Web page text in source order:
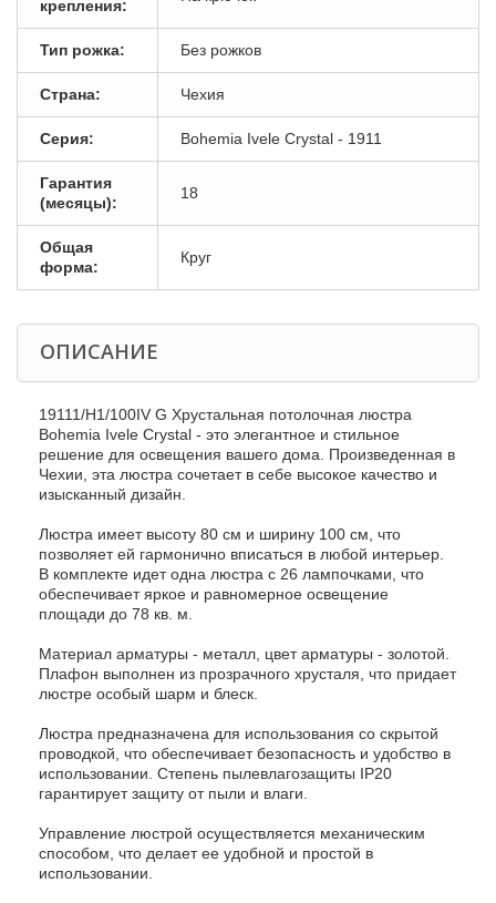
крепления:
Тип рожка: Без рожков
Страна: Чехия
Серия: Bohemia Ivele Crystal - 1911
Гарантия
(месяцы):
18
Общая
форма:
Круг
ОПИСАНИЕ
19111/H1/100IV G Хрустальная потолочная люстра
Bohemia Ivele Crystal - это элегантное и стильное
решение для освещения вашего дома. Произведенная в
Чехии, эта люстра сочетает в себе высокое качество и
изысканный дизайн.
Люстра имеет высоту 80 см и ширину 100 см, что
позволяет ей гармонично вписаться в любой интерьер.
В комплекте идет одна люстра с 26 лампочками, что
обеспечивает яркое и равномерное освещение
площади до 78 кв. м.
Материал арматуры - металл, цвет арматуры - золотой.
Плафон выполнен из прозрачного хрусталя, что придает
люстре особый шарм и блеск.
Люстра предназначена для использования со скрытой
проводкой, что обеспечивает безопасность и удобство в
использовании. Степень пылевлагозащиты IP20
гарантирует защиту от пыли и влаги.
Управление люстрой осуществляется механическим
способом, что делает ее удобной и простой в
использовании.